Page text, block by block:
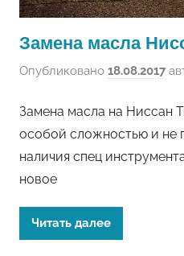
Замена масла
Опубликовано 18.08.2017
Замена масла на Ниссан
особой сложностью и не
наличия спец
новое
Читать далее